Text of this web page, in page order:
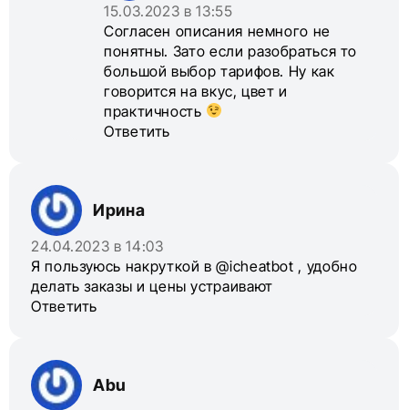
15.03.2023 в 13:55
Согласен описания немного не
понятны. Зато если разобраться то
большой выбор тарифов. Ну как
говорится на вкус, цвет и
практичность
Ответить
Ирина
24.04.2023 в 14:03
Я пользуюсь накруткой в @icheatbot , удобно
делать заказы и цены устраивают
Ответить
Abu